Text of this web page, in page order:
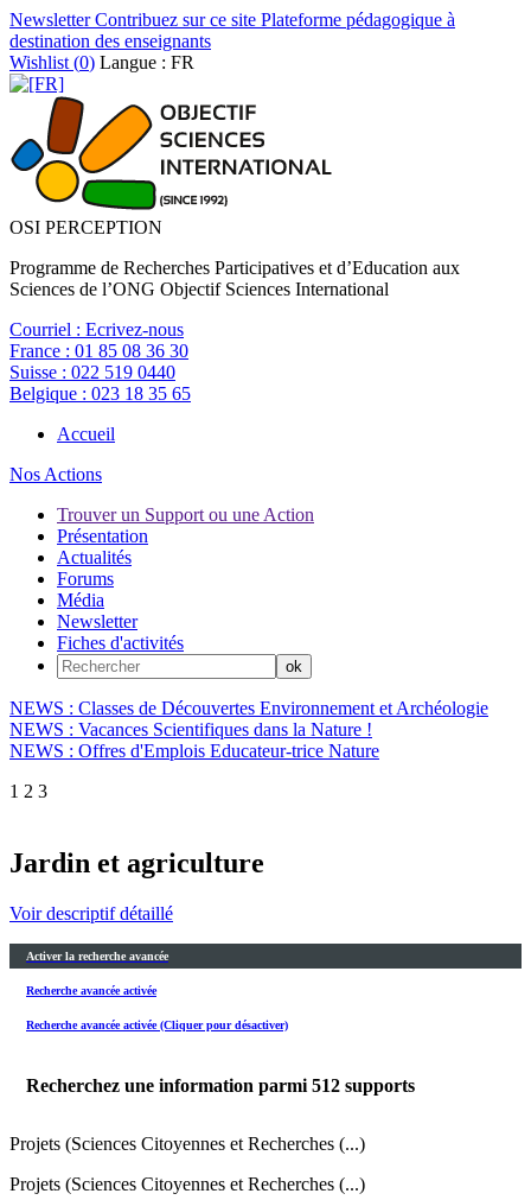
NewsletterContribuez sur ce site Plateforme pédagogique à
destination des enseignants
Wishlist (0) Langue : FR
OSI PERCEPTION
Programme de Recherches Participatives et d’Education aux
Sciences de l’ONG Objectif Sciences International
Courriel : Ecrivez-nous
France : 01 85 08 36 30
Suisse : 022 519 0440
Belgique : 023 18 35 65
Accueil
Nos Actions
Trouver un Support ou une Action
Présentation
Actualités
Forums
Média
Newsletter
Fiches d'activités
NEWS : Classes de Découvertes Environnement et Archéologie
NEWS : Vacances Scientifiques dans la Nature !
NEWS : Offres d'Emplois Educateur-trice Nature
1 2 3
Jardin et agriculture
Voir descriptif détaillé
Activer la recherche avancée
Recherche avancée activée
Recherche avancée activée (Cliquer pour désactiver)
Recherchez une information parmi 512 supports
Projets (Sciences Citoyennes et Recherches (...)
Projets (Sciences Citoyennes et Recherches (...)